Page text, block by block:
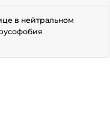
в нейтральном